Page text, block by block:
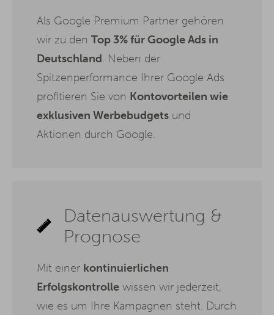
Als Google Premium Partner gehören
wir zu den Top 3% für Google Ads in
Deutschland. Neben der
Spitzenperformance Ihrer Google Ads
profitieren Sie von Kontovorteilen wie
exklusiven Werbebudgets und
Aktionen durch Google.
Datenauswertung &
Prognose
Mit einer kontinuierlichen
Erfolgskontrolle wissen wir jederzeit,
wie es um Ihre Kampagnen steht. Durch